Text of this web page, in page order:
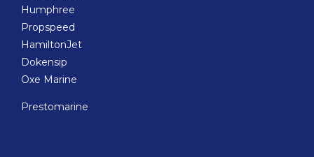
Humphree
Propspeed
HamiltonJet
Dokensip
Oxe Marine
Prestomarine